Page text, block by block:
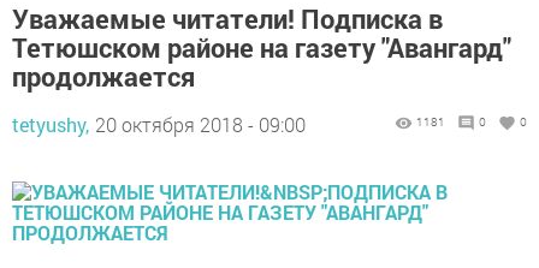
Уважаемые читатели! Подписка в
Тетюшском районе на газету "Авангард"
продолжается
tetyushy, 20 октября 2018 - 09:00 1181 0 0